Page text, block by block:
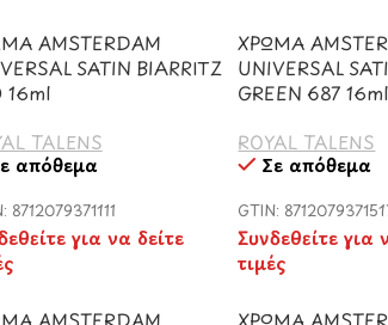
AMSTERDAM
SATIN BIARRITZ
16ml
TALENS
απόθεμα
8712079371111
για να δείτε
ΧΡΩΜΑ
UNIVERSAL
GREEN 687
ROYAL TALENS
Σε απόθεμα
GTIN:
Συνδεθείτε για
τιμές
AMSTERDAM
ΧΡΩΜΑ